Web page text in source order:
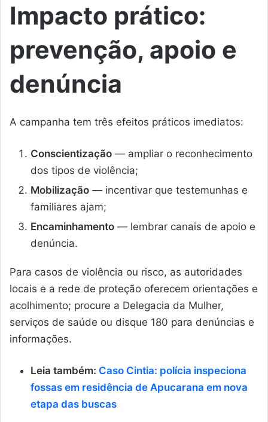
Impacto prático:
prevenção, apoio e
denúncia
A campanha tem três efeitos práticos imediatos:
Conscientização — ampliar o reconhecimento
dos tipos de violência;
Mobilização — incentivar que testemunhas e
familiares ajam;
Encaminhamento — lembrar canais de apoio e
denúncia.
Para casos de violência ou risco, as autoridades
locais e a rede de proteção oferecem orientações e
acolhimento; procure a Delegacia da Mulher,
serviços de saúde ou disque 180 para denúncias e
informações.
Leia também: Caso Cintia: polícia inspeciona
fossas em residência de Apucarana em nova
etapa das buscas